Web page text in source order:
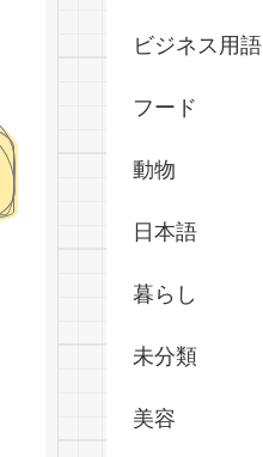
ビジネス用語
フード
動物
日本語
暮らし
未分類
美容